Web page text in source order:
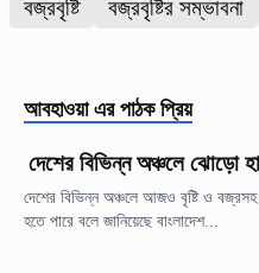
বজ্রবৃষ্টি বজ্রবৃষ্টির সম্ভাবনা
আবহাওয়া এর পাঠক প্রিয়
দেশের বিভিন্ন অঞ্চলে ঝোড়ো
দেশের বিভিন্ন অঞ্চলে আজও বৃষ্টি ও বজ্রসহ
হতে পারে বলে জানিয়েছে বাংলাদেশ...